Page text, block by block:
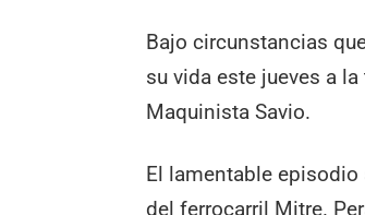
Bajo circunstancias
su vida este jueves a
Maquinista Savio.
El lamentable
del ferrocarril Mitre.